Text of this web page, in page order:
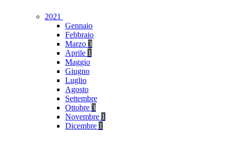
2021
Gennaio
Febbraio
Marzo 3
Aprile 1
Maggio
Giugno
Luglio
Agosto
Settembre
Ottobre 3
Novembre 1
Dicembre 1